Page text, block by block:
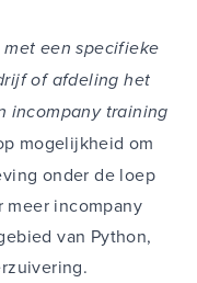
een specifieke
of afdeling het
incompany training
mogelijkheid om
onder de loep
meer incompany
van Python,